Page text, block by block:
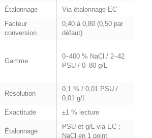
Étalonnage
Via étalonnage EC
Facteur
conversion
0,40 à 0,80 (0,50 par
défaut)
Gamme
0–400 % NaCl / 2–42
PSU / 0–80 g/L
Résolution
0,1 % / 0,01 PSU /
0,01 g/L
Exactitude
±1 % lecture
Étalonnage
PSU et g/L via EC ;
NaCl en 1 point